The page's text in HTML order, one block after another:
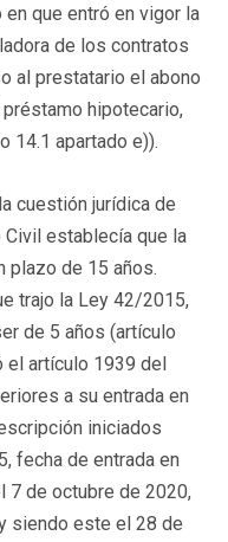
que entró en vigor la
de los contratos
al prestatario el abono
hipotecario,
14.1 apartado e)).
cuestión jurídica de
establecía que la
plazo de 15 años.
trajo la Ley 42/2015,
de 5 años (artículo
el artículo 1939 del
a su entrada en
iniciados
fecha de entrada en
7 de octubre de 2020,
siendo este el 28 de